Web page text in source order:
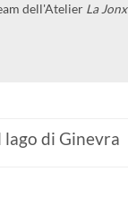
dell'Atelier La Jonx
lago di Ginevra